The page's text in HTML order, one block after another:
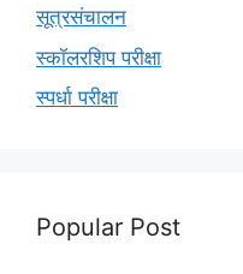
सूत्रसंचालन
स्कॉलरशिप परीक्षा
स्पर्धा परीक्षा
Popular Post